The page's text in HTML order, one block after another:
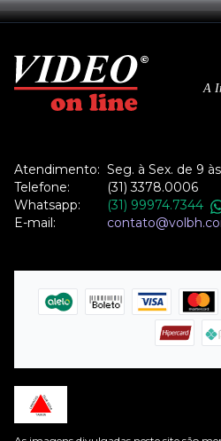
A
Atendimento: Seg. à Sex. de 9
Telefone:
(31) 3378.0006
Whatsapp:
(31) 99974.7344
E-mail: